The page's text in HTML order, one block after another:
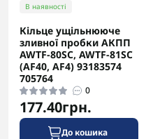
В наявності
Кільце ущільнююче
зливної пробки АКПП
AWTF-80SC, AWTF-81SC
(AF40, AF4) 93183574
705764
0
177.40грн.
До кошика